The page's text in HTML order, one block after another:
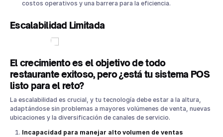
costos operativos y una barrera para la eficiencia.
Escalabilidad Limitada
El crecimiento es el objetivo de todo
restaurante exitoso, pero ¿está tu sistema POS
listo para el reto?
La escalabilidad es crucial, y tu tecnología debe estar a la altura,
adaptándose sin problemas a mayores volúmenes de venta, nuevas
ubicaciones y la diversificación de canales de servicio.
Incapacidad para manejar alto volumen de ventas